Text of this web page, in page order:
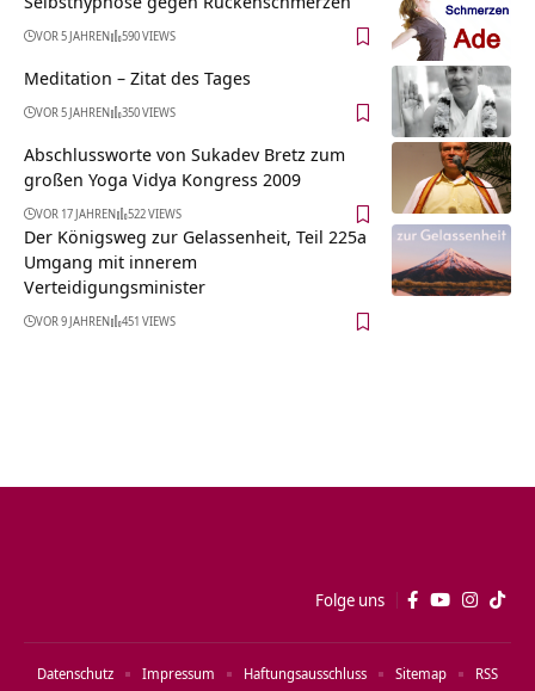
VOR 5 JAHREN 590 VIEWS
Meditation – Zitat des Tages
VOR 5 JAHREN 350 VIEWS
Abschlussworte von Sukadev Bretz zum
großen Yoga Vidya Kongress 2009
VOR 17 JAHREN 522 VIEWS
Der Königsweg zur Gelassenheit, Teil 225a
Umgang mit innerem
Verteidigungsminister
VOR 9 JAHREN 451 VIEWS
Folge uns
Datenschutz Impressum Haftungsausschluss Sitemap RSS